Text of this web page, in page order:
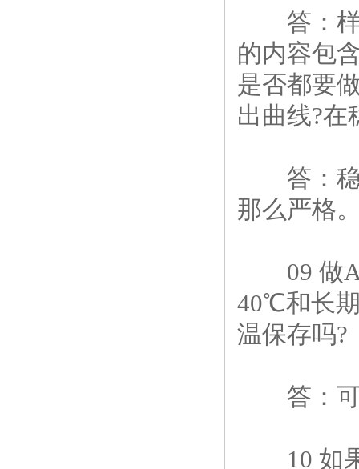
答：样
的内容包
是否都要
出曲线?在
答：稳
那么严格
09 做
40℃和长
温保存吗?
答：可
10 如果